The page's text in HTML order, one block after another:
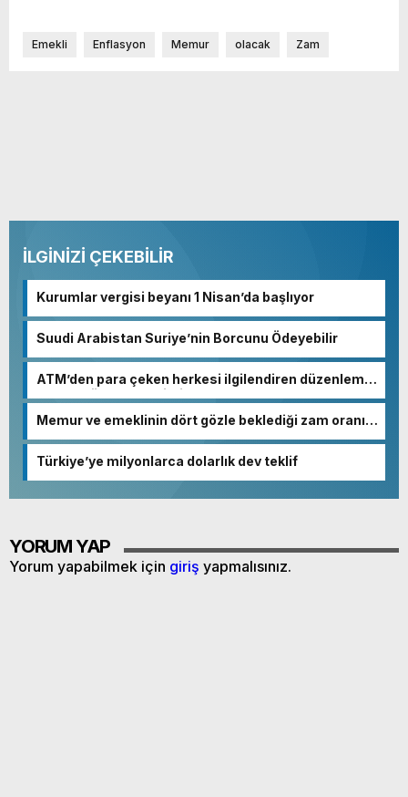
Emekli Enflasyon Memur olacak Zam
İLGİNİZİ ÇEKEBİLİR
Kurumlar vergisi beyanı 1 Nisan’da başlıyor
Suudi Arabistan Suriye’nin Borcunu Ödeyebilir
ATM’den para çeken herkesi ilgilendiren düzenleme!
Sayılar tümden değişti
Memur ve emeklinin dört gözle beklediği zam oranı
netleşmeye başladı
Türkiye’ye milyonlarca dolarlık dev teklif
YORUM YAP
Yorum yapabilmek için giriş yapmalısınız.